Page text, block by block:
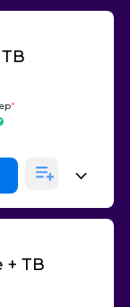
ТВ
*
+ ТВ